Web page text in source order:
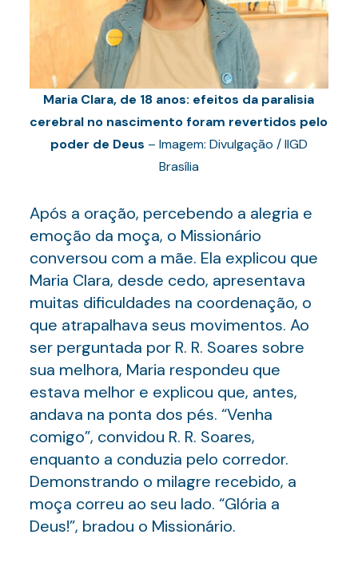
Maria Clara, de 18 anos: efeitos da paralisia
cerebral no nascimento foram revertidos pelo
poder de Deus – Imagem: Divulgação / IIGD
Brasília
Após a oração, percebendo a alegria e
emoção da moça, o Missionário
conversou com a mãe. Ela explicou que
Maria Clara, desde cedo, apresentava
muitas dificuldades na coordenação, o
que atrapalhava seus movimentos. Ao
ser perguntada por R. R. Soares sobre
sua melhora, Maria respondeu que
estava melhor e explicou que, antes,
andava na ponta dos pés. “Venha
comigo”, convidou R. R. Soares,
enquanto a conduzia pelo corredor.
Demonstrando o milagre recebido, a
moça correu ao seu lado. “Glória a
Deus!”, bradou o Missionário.